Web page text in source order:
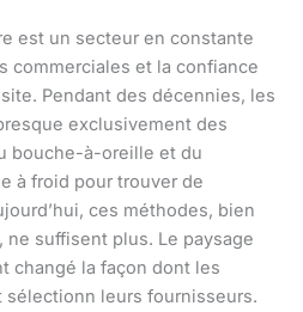
est un secteur en constante
commerciales et la confiance
Pendant des décennies, les
exclusivement des
bouche-à-oreille et du
à froid pour trouver de
ces méthodes, bien
suffisent plus. Le paysage
changé la façon dont les
leurs fournisseurs.